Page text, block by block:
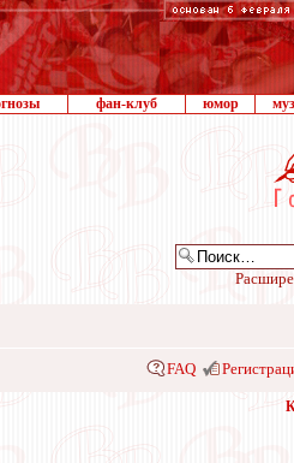
фан-клуб юмор
FAQ